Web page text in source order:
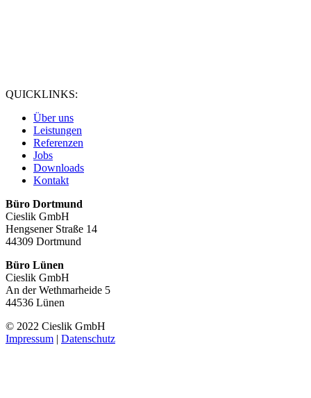
QUICKLINKS:
Über uns
Leistungen
Referenzen
Jobs
Downloads
Kontakt
Büro Dortmund
Cieslik GmbH
Hengsener Straße 14
44309 Dortmund
Büro Lünen
Cieslik GmbH
An der Wethmarheide 5
44536 Lünen
© 2022 Cieslik GmbH
Impressum | Datenschutz